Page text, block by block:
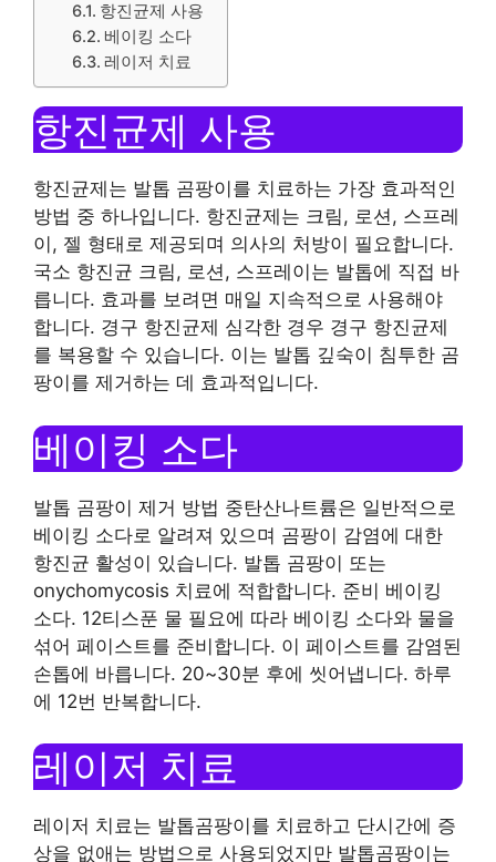
항진균제 사용
베이킹 소다
레이저 치료
항진균제 사용
항진균제는 발톱 곰팡이를 치료하는 가장 효과적인
방법 중 하나입니다. 항진균제는 크림, 로션, 스프레
이, 젤 형태로 제공되며 의사의 처방이 필요합니다.
국소 항진균 크림, 로션, 스프레이는 발톱에 직접 바
릅니다. 효과를 보려면 매일 지속적으로 사용해야
합니다. 경구 항진균제 심각한 경우 경구 항진균제
를 복용할 수 있습니다. 이는 발톱 깊숙이 침투한 곰
팡이를 제거하는 데 효과적입니다.
베이킹 소다
발톱 곰팡이 제거 방법 중탄산나트륨은 일반적으로
베이킹 소다로 알려져 있으며 곰팡이 감염에 대한
항진균 활성이 있습니다. 발톱 곰팡이 또는
onychomycosis 치료에 적합합니다. 준비 베이킹
소다. 12티스푼 물 필요에 따라 베이킹 소다와 물을
섞어 페이스트를 준비합니다. 이 페이스트를 감염된
손톱에 바릅니다. 20~30분 후에 씻어냅니다. 하루
에 12번 반복합니다.
레이저 치료
레이저 치료는 발톱곰팡이를 치료하고 단시간에 증
상을 없애는 방법으로 사용되었지만 발톱곰팡이는